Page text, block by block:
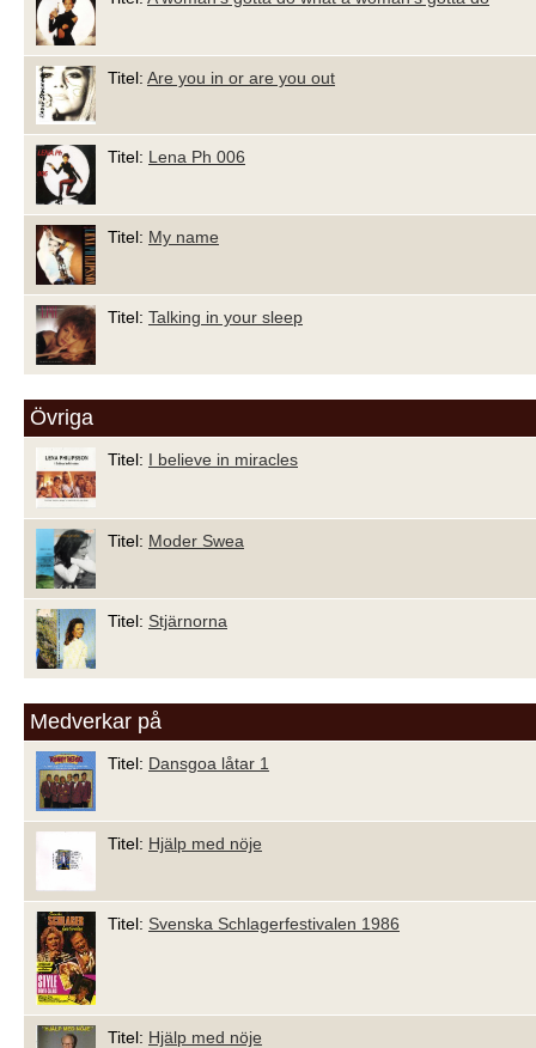
Titel: Are you in or are you out
Titel: Lena Ph 006
Titel: My name
Titel: Talking in your sleep
Övriga
Titel: I believe in miracles
Titel: Moder Swea
Titel: Stjärnorna
Medverkar på
Titel: Dansgoa låtar 1
Titel: Hjälp med nöje
Titel: Svenska Schlagerfestivalen 1986
Titel: Hjälp med nöje